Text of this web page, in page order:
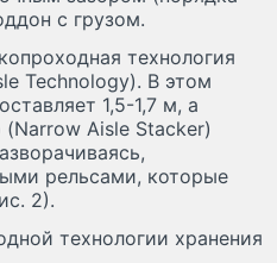
с грузом.
технология
Technology). В этом
1,5-1,7 м, а
Aisle Stacker)
рельсами, которые
2).
технологии хранения